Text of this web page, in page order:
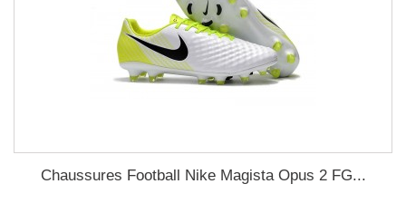
Chaussures Football Nike Magista Opus 2 FG...